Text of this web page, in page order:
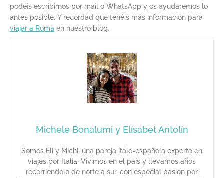
podéis escribirnos por mail o WhatsApp y os ayudaremos lo
antes posible. Y recordad que tenéis más información para
viajar a Roma en nuestro blog.
Michele Bonalumi y Elísabet Antolín
Somos Eli y Michi, una pareja ítalo-española experta en
viajes por Italia. Vivimos en el país y llevamos años
recorriéndolo de norte a sur, con especial pasión por